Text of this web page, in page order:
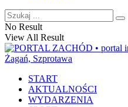
No Result
View All Result
START
AKTUALNOŚCI
WYDARZENIA